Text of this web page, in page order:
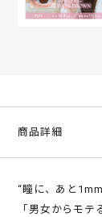
商品詳細
“瞳に、あと
「男女からモ